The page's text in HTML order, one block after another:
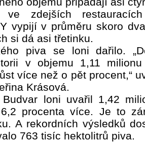
ve zdejších
vypijí v průměru skoro
si dá asi třetinku.
piva se loni dařilo.
v objemu 1,11
více než o pět procent,“
Krásová.
Budvar loni uvařil 1,42
procenta více. Je to
A rekordních výsledků
763 tisíc hektolitrů piva.